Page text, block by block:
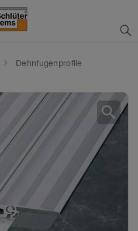
Dehnfugenprofile
search